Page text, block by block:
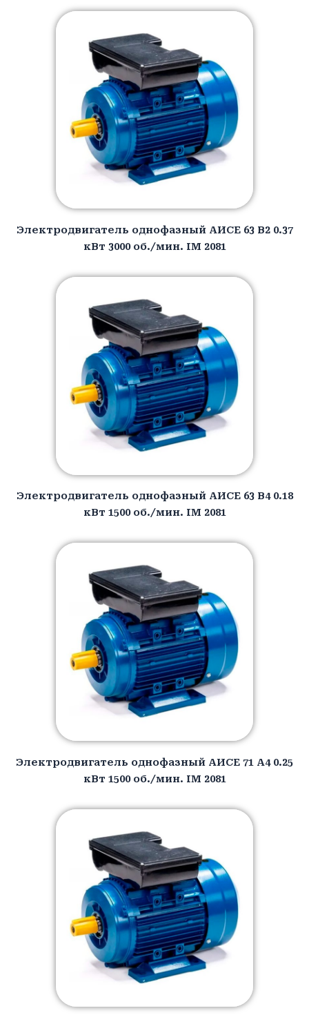
Электродвигатель однофазный АИCЕ 63 B2 0.37
кВт 3000 об./мин. IM 2081
Электродвигатель однофазный АИCЕ 63 B4 0.18
кВт 1500 об./мин. IM 2081
Электродвигатель однофазный АИCЕ 71 A4 0.25
кВт 1500 об./мин. IM 2081